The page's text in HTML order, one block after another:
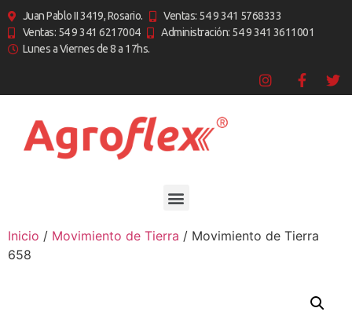
Juan Pablo II 3419, Rosario.
Ventas: 54 9 341 5768333
Ventas: 54 9 341 6217004
Administración: 54 9 341 3611001
Lunes a Viernes de 8 a 17hs.
Inicio / Movimiento de Tierra / Movimiento de Tierra
658